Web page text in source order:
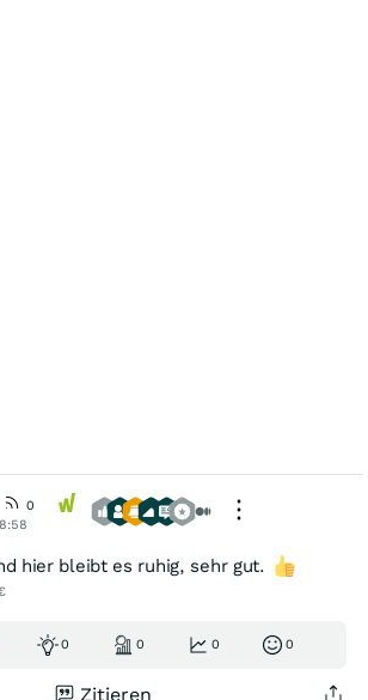
0
hier bleibt es ruhig, sehr gut.
0 0 0 0
Zitieren